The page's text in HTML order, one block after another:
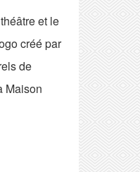
et le
créé par
de
Maison